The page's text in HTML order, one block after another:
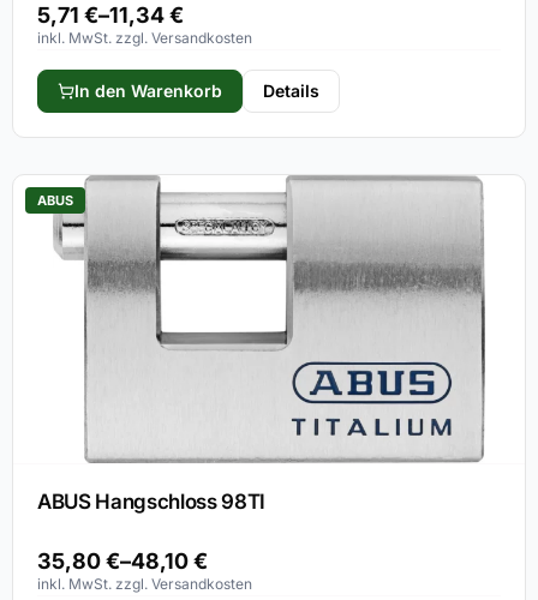
5,71 €–11,34€
inkl. MwSt. zzgl. Versandkosten
In den Warenkorb Details
ABUS
ABUS Hangschloss 98TI
35,80€–48,10€
inkl. MwSt. zzgl. Versandkosten